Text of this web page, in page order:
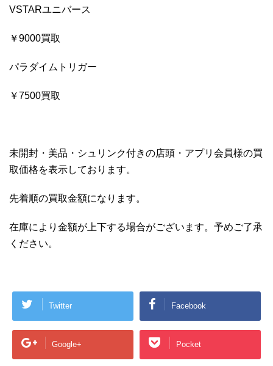
VSTARユニバース
￥9000買取
パラダイムトリガー
￥7500買取
未開封・美品・シュリンク付きの店頭・アプリ会員様の買
取価格を表示しております。
先着順の買取金額になります。
在庫により金額が上下する場合がございます。予めご了承
ください。
Twitter Facebook
Google+ Pocket